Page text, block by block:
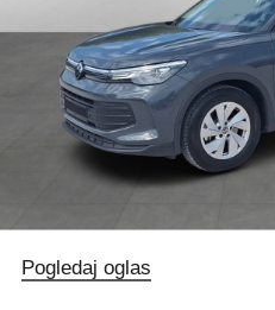
Pogledaj oglas